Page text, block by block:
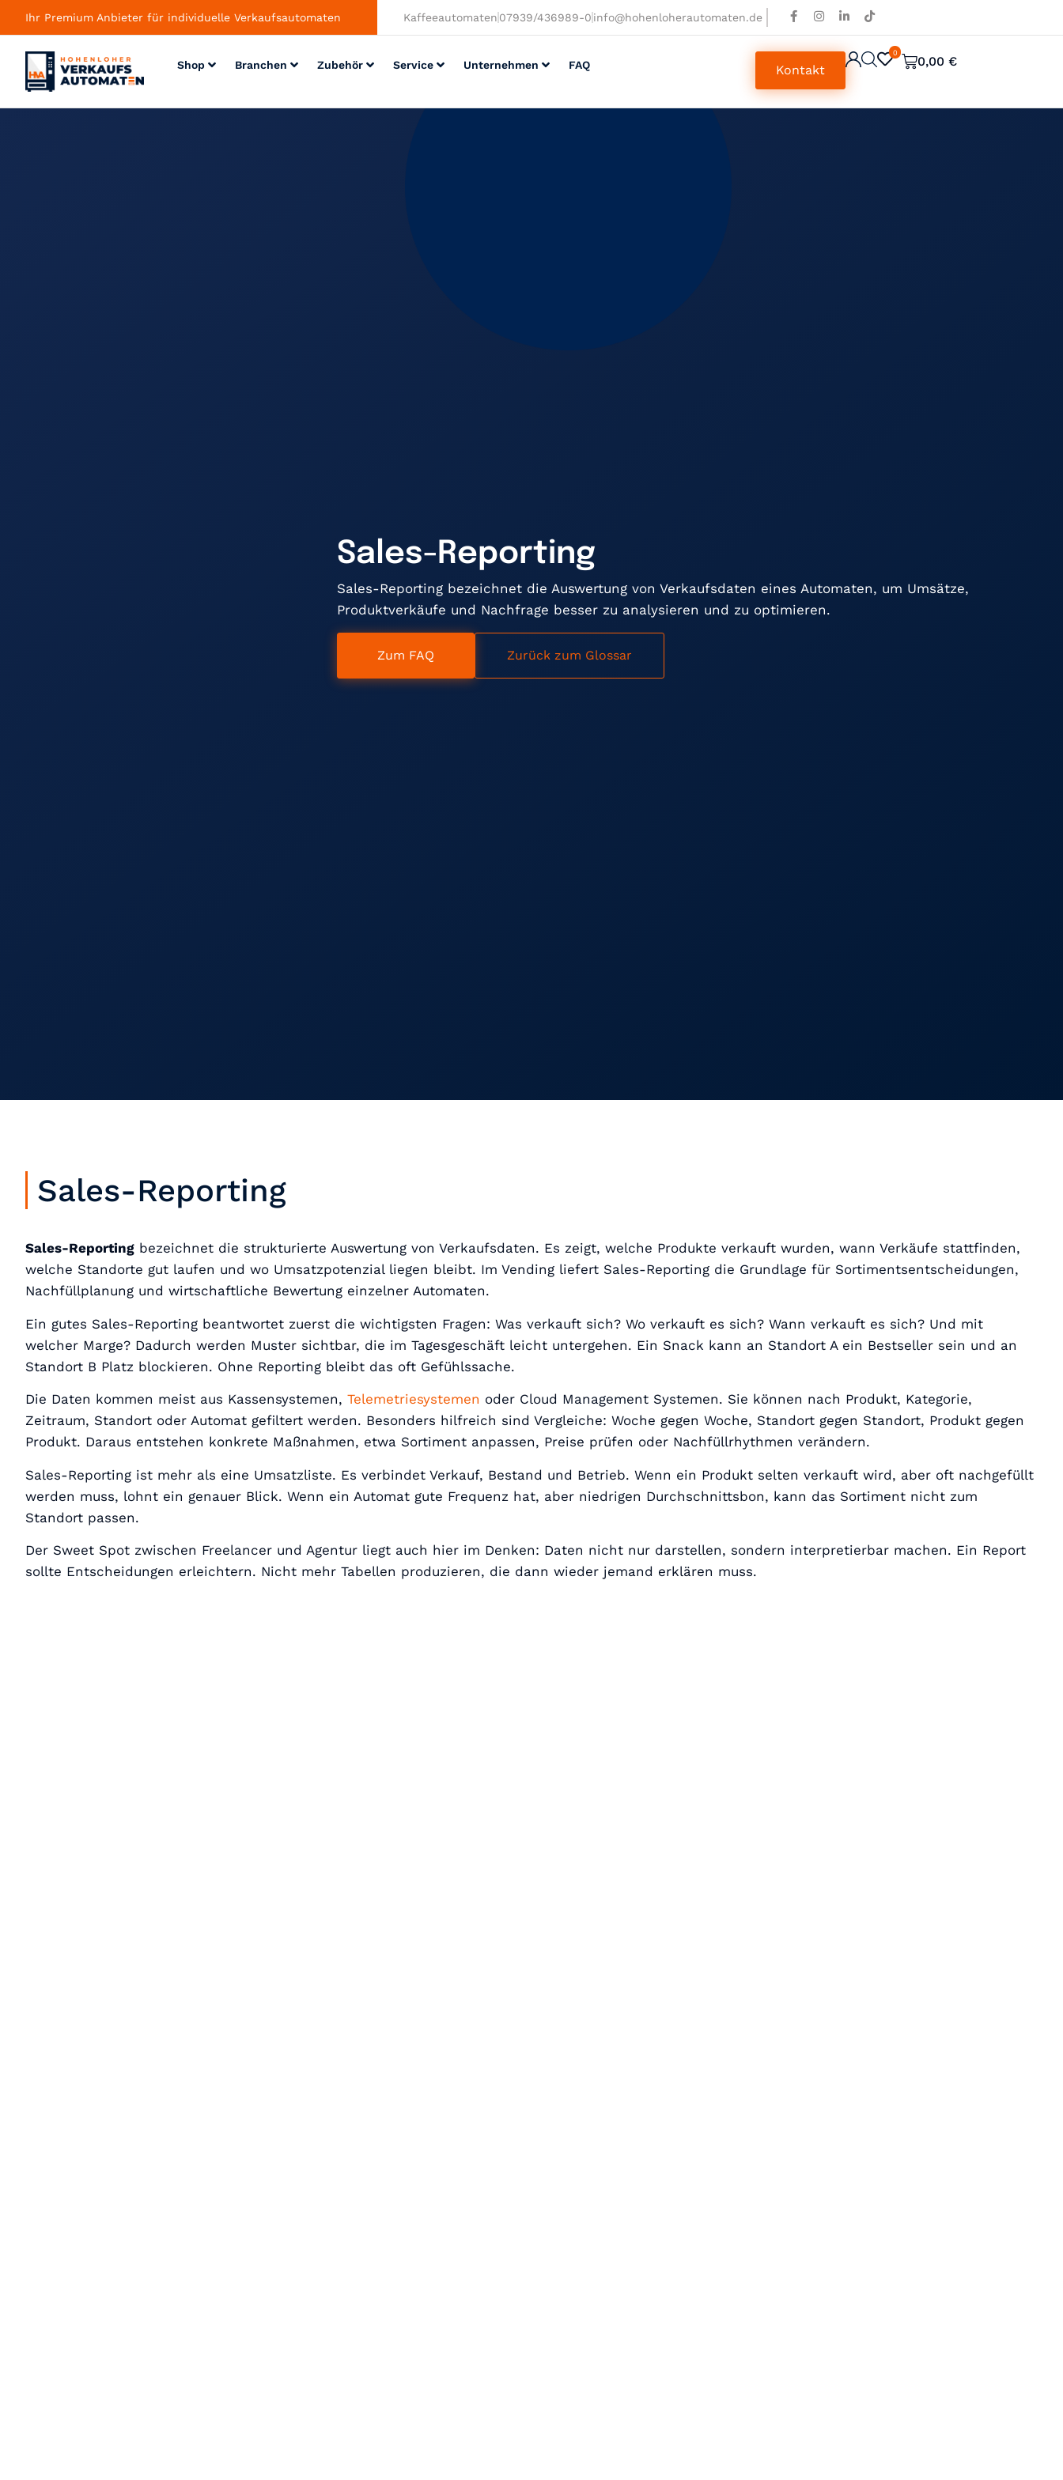
Ihr Premium Anbieter für individuelle Verkaufsautomaten Kaffeeautomaten 07939/436989-0 info@hohenloherautomaten.de
Shop Branchen Zubehör Service Unternehmen FAQ Kontakt
0
0,00 €
Sales-Reporting
Sales-Reporting bezeichnet die Auswertung von Verkaufsdaten eines Automaten, um Umsätze,
Produktverkäufe und Nachfrage besser zu analysieren und zu optimieren.
Zum FAQ Zurück zum Glossar
Sales-Reporting
Sales-Reporting bezeichnet die strukturierte Auswertung von Verkaufsdaten. Es zeigt, welche Produkte verkauft wurden, wann Verkäufe stattfinden,
welche Standorte gut laufen und wo Umsatzpotenzial liegen bleibt. Im Vending liefert Sales-Reporting die Grundlage für Sortimentsentscheidungen,
Nachfüllplanung und wirtschaftliche Bewertung einzelner Automaten.
Ein gutes Sales-Reporting beantwortet zuerst die wichtigsten Fragen: Was verkauft sich? Wo verkauft es sich? Wann verkauft es sich? Und mit
welcher Marge? Dadurch werden Muster sichtbar, die im Tagesgeschäft leicht untergehen. Ein Snack kann an Standort A ein Bestseller sein und an
Standort B Platz blockieren. Ohne Reporting bleibt das oft Gefühlssache.
Die Daten kommen meist aus Kassensystemen, Telemetriesystemen oder Cloud Management Systemen. Sie können nach Produkt, Kategorie,
Zeitraum, Standort oder Automat gefiltert werden. Besonders hilfreich sind Vergleiche: Woche gegen Woche, Standort gegen Standort, Produkt gegen
Produkt. Daraus entstehen konkrete Maßnahmen, etwa Sortiment anpassen, Preise prüfen oder Nachfüllrhythmen verändern.
Sales-Reporting ist mehr als eine Umsatzliste. Es verbindet Verkauf, Bestand und Betrieb. Wenn ein Produkt selten verkauft wird, aber oft nachgefüllt
werden muss, lohnt ein genauer Blick. Wenn ein Automat gute Frequenz hat, aber niedrigen Durchschnittsbon, kann das Sortiment nicht zum
Standort passen.
Der Sweet Spot zwischen Freelancer und Agentur liegt auch hier im Denken: Daten nicht nur darstellen, sondern interpretierbar machen. Ein Report
sollte Entscheidungen erleichtern. Nicht mehr Tabellen produzieren, die dann wieder jemand erklären muss.